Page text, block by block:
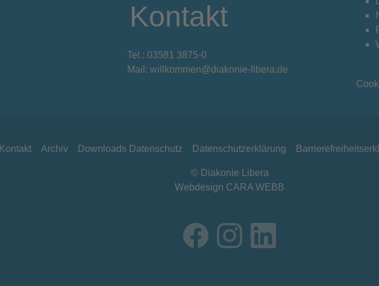
Kontakt
Tel.: 03581 3875-0
Mail: willkommen@diakonie-libera.de
Kontakt Archiv Downloads Datenschutz Datenschutzerklärung
© Diakonie Libera
Webdesign CARA WEBB